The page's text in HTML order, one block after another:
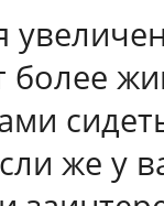
более
же у